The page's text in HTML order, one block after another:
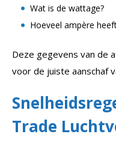
Wat is de wattage?
Hoeveel ampère
Deze gegevens van de
voor de juiste aanschaf
Trade